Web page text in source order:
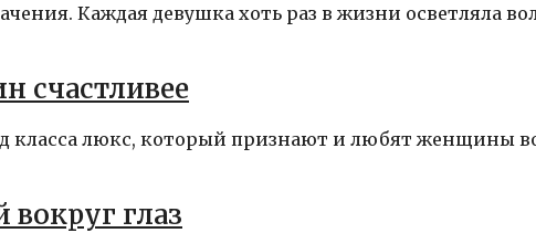
Каждая девушка хоть раз в жизни осветляла
счастливее
класса люкс, который признают и любят женщины
глаз